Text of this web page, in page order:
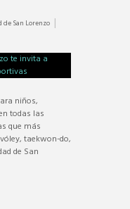
San Lorenzo
niños,
todas las
que más
taekwon-do,
de San